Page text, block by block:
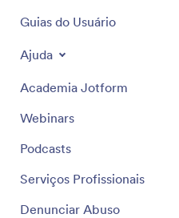
Guias do Usuário
Ajuda
Academia Jotform
Webinars
Podcasts
Serviços Profissionais
Denunciar Abuso